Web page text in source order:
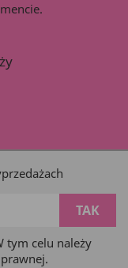
tym celu należy